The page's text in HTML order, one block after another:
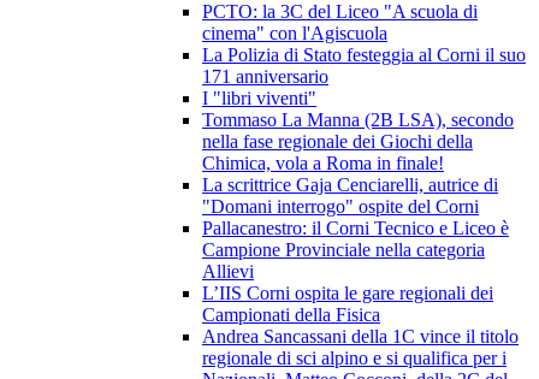
PCTO: la 3C del Liceo "A scuola di
cinema" con l'Agiscuola
La Polizia di Stato festeggia al Corni il suo
171 anniversario
I "libri viventi"
Tommaso La Manna (2B LSA), secondo
nella fase regionale dei Giochi della
Chimica, vola a Roma in finale!
La scrittrice Gaja Cenciarelli, autrice di
"Domani interrogo" ospite del Corni
Pallacanestro: il Corni Tecnico e Liceo è
Campione Provinciale nella categoria
Allievi
L’IIS Corni ospita le gare regionali dei
Campionati della Fisica
Andrea Sancassani della 1C vince il titolo
regionale di sci alpino e si qualifica per i